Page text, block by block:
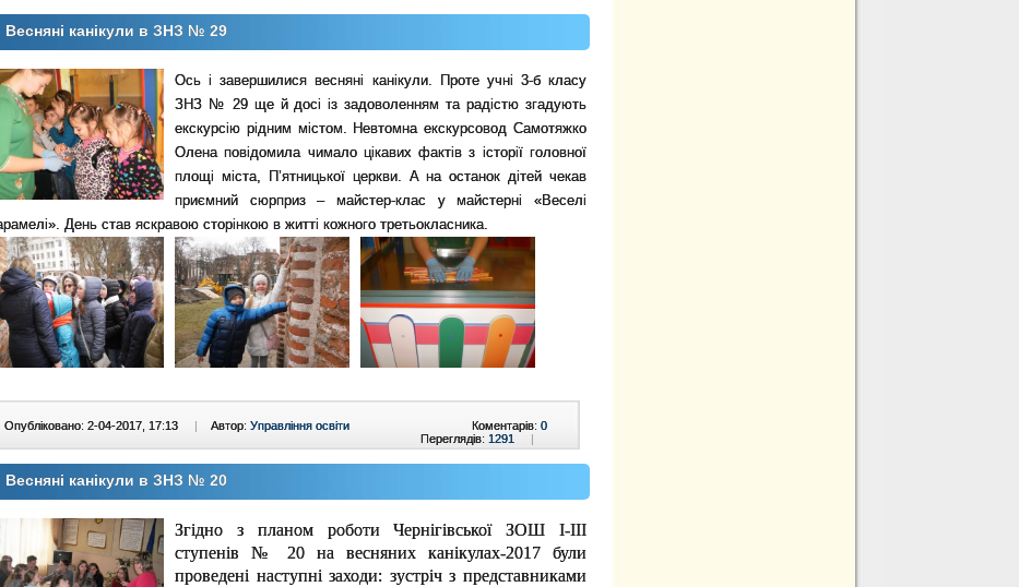
Весняні канікули в ЗНЗ № 29
Ось і завершилися весняні канікули. Проте учні 3-б класу
ЗНЗ № 29 ще й досі із задоволенням та радістю згадують
екскурсію рідним містом. Невтомна екскурсовод Самотяжко
Олена повідомила чимало цікавих фактів з історії головної
площі міста, П’ятницької церкви. А на останок дітей чекав
приємний сюрприз – майстер-клас у майстерні «Веселі
День став яскравою сторінкою в житті кожного третьокласника.
Опубліковано: 2-04-2017, 17:13 | Автор: Управління освіти Коментарів: 0
Переглядів: 1291 |
Весняні канікули в ЗНЗ № 20
Згідно з планом роботи Чернігівської ЗОШ І-ІІІ
ступенів № 20 на весняних канікулах-2017 були
проведені наступні заходи: зустріч з представниками